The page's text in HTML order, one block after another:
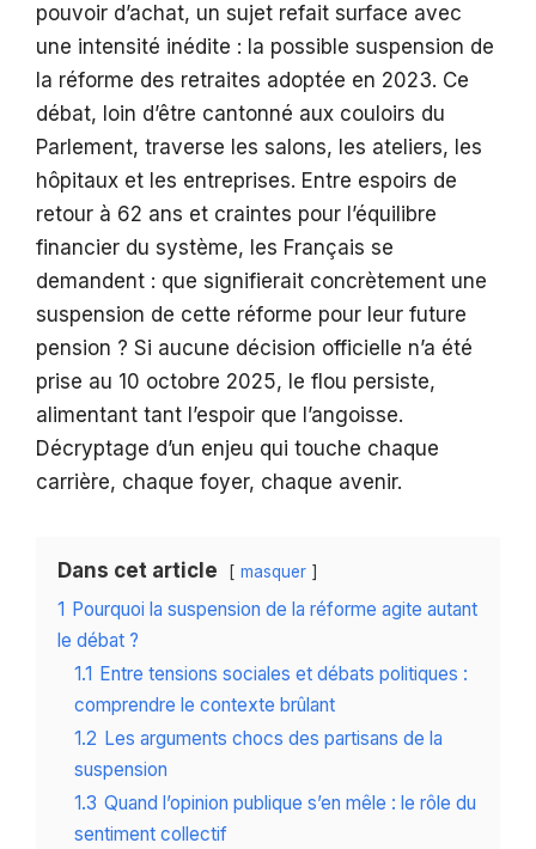
pouvoir d’achat, un sujet refait surface avec
une intensité inédite : la possible suspension de
la réforme des retraites adoptée en 2023. Ce
débat, loin d’être cantonné aux couloirs du
Parlement, traverse les salons, les ateliers, les
hôpitaux et les entreprises. Entre espoirs de
retour à 62 ans et craintes pour l’équilibre
financier du système, les Français se
demandent : que signifierait concrètement une
suspension de cette réforme pour leur future
pension ? Si aucune décision officielle n’a été
prise au 10 octobre 2025, le flou persiste,
alimentant tant l’espoir que l’angoisse.
Décryptage d’un enjeu qui touche chaque
carrière, chaque foyer, chaque avenir.
Dans cet article masquer
1 Pourquoi la suspension de la réforme agite autant
le débat ?
1.1 Entre tensions sociales et débats politiques :
comprendre le contexte brûlant
1.2 Les arguments chocs des partisans de la
suspension
1.3 Quand l’opinion publique s’en mêle : le rôle du
sentiment collectif